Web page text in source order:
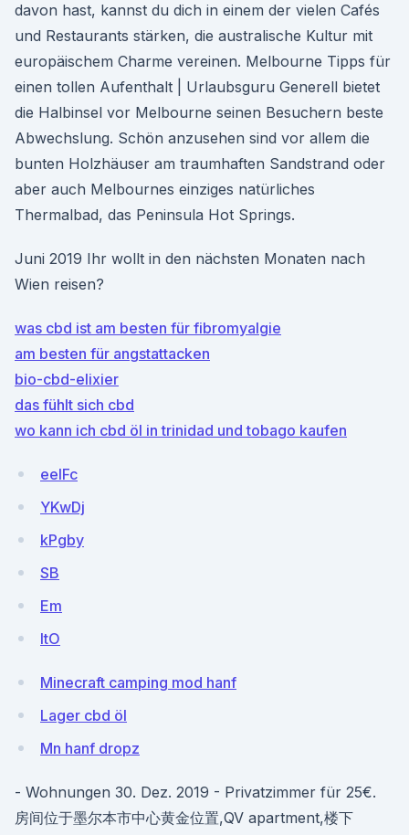
davon hast, kannst du dich in einem der vielen Cafés
und Restaurants stärken, die australische Kultur mit
europäischem Charme vereinen. Melbourne Tipps für
einen tollen Aufenthalt | Urlaubsguru Generell bietet
die Halbinsel vor Melbourne seinen Besuchern beste
Abwechslung. Schön anzusehen sind vor allem die
bunten Holzhäuser am traumhaften Sandstrand oder
aber auch Melbournes einziges natürliches
Thermalbad, das Peninsula Hot Springs.
Juni 2019 Ihr wollt in den nächsten Monaten nach
Wien reisen?
was cbd ist am besten für fibromyalgie
am besten für angstattacken
bio-cbd-elixier
das fühlt sich cbd
wo kann ich cbd öl in trinidad und tobago kaufen
eelFc
YKwDj
kPgby
SB
Em
ItO
Minecraft camping mod hanf
Lager cbd öl
Mn hanf dropz
- Wohnungen 30. Dez. 2019 - Privatzimmer für 25€.
房间位于墨尔本市中心黄金位置,QV apartment,楼下